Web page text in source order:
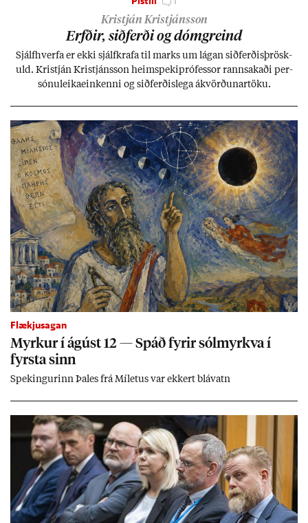
Kristján Kristjánsson
Erfð­ir, sið­ferði og dómgreind
Sjálf­hverfa er ekki sjálf­krafa til marks um lág­an sið­ferð­is­þrösk­
uld. Kristján Kristjáns­son heim­speki­pró­fess­or rann­sak­aði per­
sónu­leika­ein­kenni og sið­ferð­is­lega ákvörð­un­ar­töku.
Flækjusagan
Myrk­ur í ág­úst 12 — Spáð fyr­ir sól­myrkva í
fyrsta sinn
Spek­ing­ur­inn Þa­les frá Míletus var ekk­ert blá­vatn